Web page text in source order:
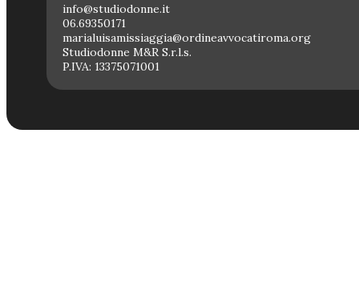
info@studiodonne.it
06.69350171
marialuisamissiaggia@ordineavvocatiroma.org
Studiodonne M&R S.r.l.s.
P.IVA: 13375071001